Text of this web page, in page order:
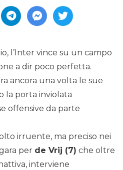
l’Inter vince su un campo
a dir poco perfetta.
ancora una volta le sue
la porta inviolata
offensive da parte
irruente, ma preciso nei
per de Vrij (7) che oltre
interviene